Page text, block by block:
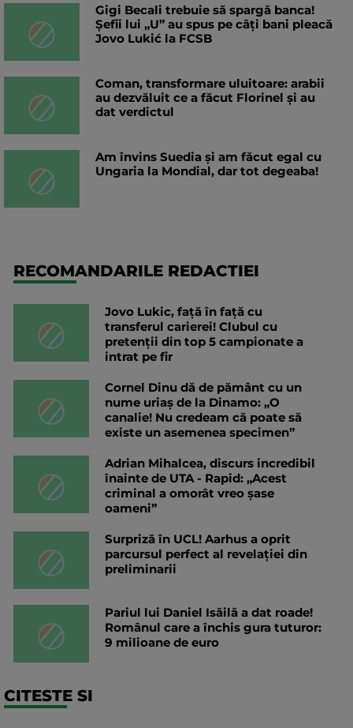
Gigi Becali trebuie să spargă banca!
Șefii lui „U” au spus pe câți bani pleacă
Jovo Lukić la FCSB
Coman, transformare uluitoare: arabii
au dezvăluit ce a făcut Florinel și au
dat verdictul
Am învins Suedia și am făcut egal cu
Ungaria la Mondial, dar tot degeaba!
RECOMANDARILE REDACTIEI
Jovo Lukic, față în față cu
transferul carierei! Clubul cu
pretenții din top 5 campionate a
intrat pe fir
Cornel Dinu dă de pământ cu un
nume uriaș de la Dinamo: „O
canalie! Nu credeam că poate să
existe un asemenea specimen”
Adrian Mihalcea, discurs incredibil
înainte de UTA - Rapid: „Acest
criminal a omorât vreo șase
oameni”
Surpriză în UCL! Aarhus a oprit
parcursul perfect al revelației din
preliminarii
Pariul lui Daniel Isăilă a dat roade!
Românul care a închis gura tuturor:
9 milioane de euro
CITESTE SI